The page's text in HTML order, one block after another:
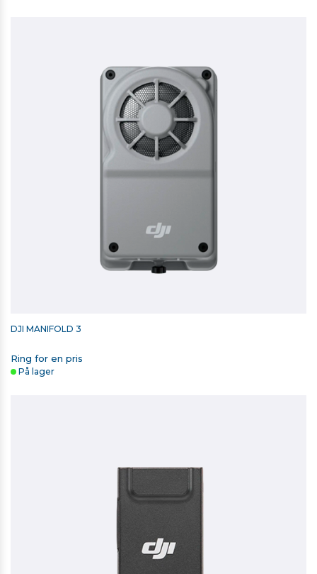
DJI MANIFOLD 3
Ring for en pris
På lager